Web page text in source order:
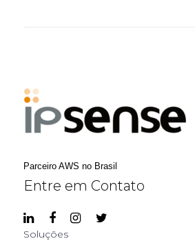
Parceiro AWS no Brasil
Entre em Contato
Soluções